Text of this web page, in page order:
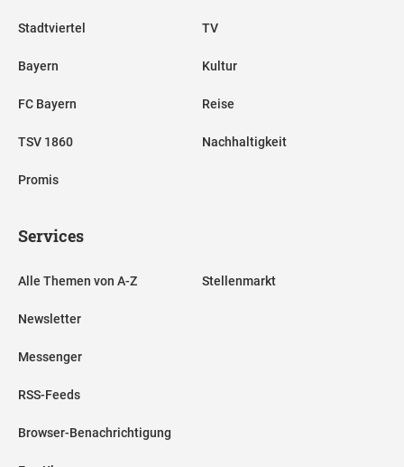
Stadtviertel
Bayern
FC Bayern
TSV 1860
Promis
TV
Kultur
Reise
Nachhaltigkeit
Services
Alle Themen von A-Z
Newsletter
Messenger
RSS-Feeds
Browser-Benachrichtigung
Stellenmarkt